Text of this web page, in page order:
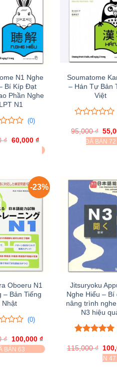
N1 Nghe
Bí Kíp Đạt
Phần Nghe
N1
(0)
₫ Giá
60,000 ₫Giá
hiện
tại
Soumatome
– Hán Tự Bản
Việt
trên
đánh
95,000₫ Giá
gốc
là:
ĐÃ BÁN 72
-23%
Oboeru N1
– Bản Tiếng
Nhật
(0)
₫ Giá
gốc
là:
100,000 ₫Giá
hiện
tại
BÁN 63
Jitsuryoku
Nghe Hiểu – Bí
nâng trình
N3 hiệu
đánh giá
115,000₫ Giá
gốc
là:
ĐÃ BÁN 47